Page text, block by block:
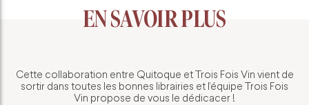
EN SAVOIR PLUS
Cette collaboration entre Quitoque et Trois Fois Vin vient de
sortir dans toutes les bonnes librairies et l’équipe Trois Fois
Vin propose de vous le dédicacer !